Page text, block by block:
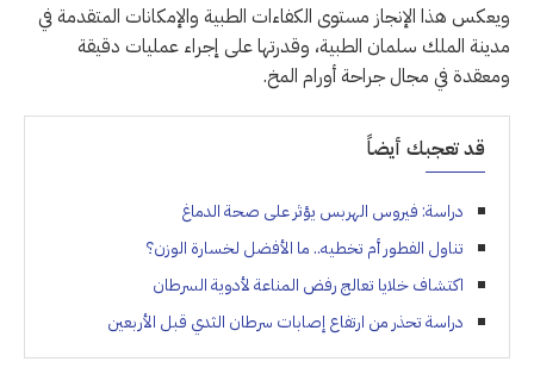
ويعكس هذا الإنجاز مستوى الكفاءات الطبية والإمكانات المتقدمة في
مدينة الملك سلمان الطبية، وقدرتها على إجراء عمليات دقيقة
ومعقدة في مجال جراحة أورام المخ.
قد تعجبك أيضاً
دراسة: فيروس الهربس يؤثر على صحة الدماغ
تناول الفطور أم تخطيه.. ما الأفضل لخسارة الوزن؟
اكتشاف خلايا تعالج رفض المناعة لأدوية السرطان
دراسة تحذر من ارتفاع إصابات سرطان الثدي قبل الأربعين